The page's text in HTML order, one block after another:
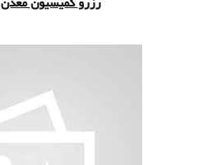
رزرو کمیسیون معدن